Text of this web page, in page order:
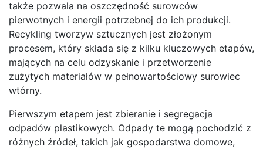
także pozwala na oszczędność surowców
pierwotnych i energii potrzebnej do ich produkcji.
Recykling tworzyw sztucznych jest złożonym
procesem, który składa się z kilku kluczowych etapów,
mających na celu odzyskanie i przetworzenie
zużytych materiałów w pełnowartościowy surowiec
wtórny.
Pierwszym etapem jest zbieranie i segregacja
odpadów plastikowych. Odpady te mogą pochodzić z
różnych źródeł, takich jak gospodarstwa domowe,